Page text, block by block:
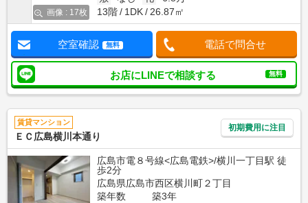
画像 : 17枚
13階
1DK 26.87㎡
空室確認 無料 電話で問合せ
お店にLINEで相談する 無料
賃貸マンション
ＥＣ広島横川本通り
初期費用に注目
広島市電８号線<広島電鉄>/横川一丁目駅 徒
歩2分
広島県広島市西区横川町２丁目
築年数
築3年